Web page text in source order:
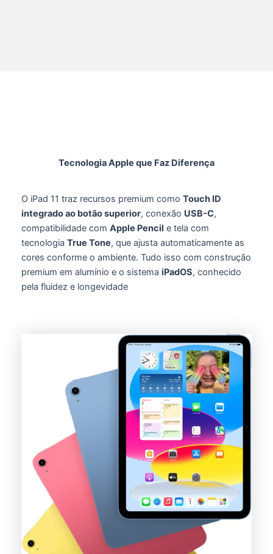
Tecnologia Apple que Faz Diferença
O iPad 11 traz recursos premium como Touch ID
integrado ao botão superior, conexão USB-C,
compatibilidade com Apple Pencil e tela com
tecnologia True Tone, que ajusta automaticamente as
cores conforme o ambiente. Tudo isso com construção
premium em alumínio e o sistema iPadOS, conhecido
pela fluidez e longevidade